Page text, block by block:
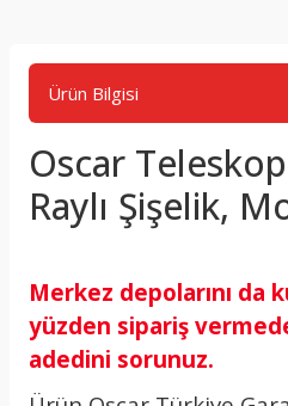
Ürün Bilgisi
Oscar
Raylı Şişelik,
Merkez depolarını da
yüzden sipariş
adedini sorunuz.